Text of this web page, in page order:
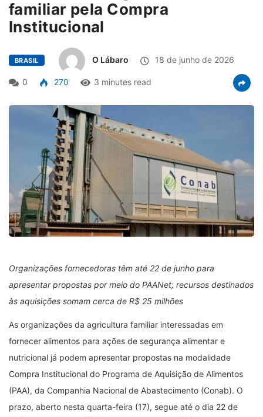
familiar pela Compra
Institucional
BRASIL O Lábaro 18 de junho de 2026
0 270 3 minutes read
Organizações fornecedoras têm até 22 de junho para
apresentar propostas por meio do PAANet; recursos destinados
às aquisições somam cerca de R$ 25 milhões
As organizações da agricultura familiar interessadas em
fornecer alimentos para ações de segurança alimentar e
nutricional já podem apresentar propostas na modalidade
Compra Institucional do Programa de Aquisição de Alimentos
(PAA), da Companhia Nacional de Abastecimento (Conab). O
prazo, aberto nesta quarta-feira (17), segue até o dia 22 de